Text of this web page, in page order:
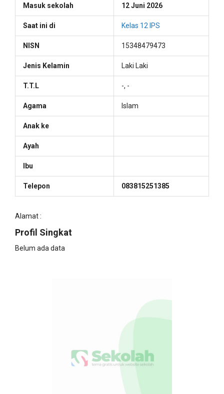
Masuk sekolah 12 Juni 2026
Saat ini di Kelas 12 IPS
NISN 15348479473
Jenis Kelamin Laki Laki
T.T.L -, -
Agama Islam
Anak ke
Ayah
Ibu
Telepon 083815251385
Alamat :
Profil Singkat
Belum ada data